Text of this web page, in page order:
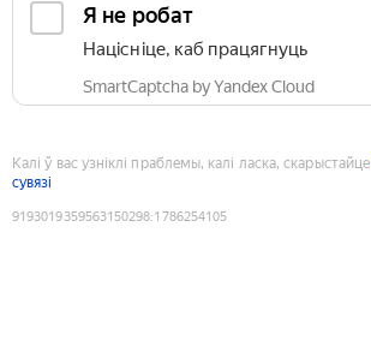
Я не робат
Націсніце, каб працягнуць
SmartCaptcha by Yandex Cloud
Калі ў вас узніклі праблемы, калі ласка, скарыстайце
сувязі
9193019359563150298:1786254105